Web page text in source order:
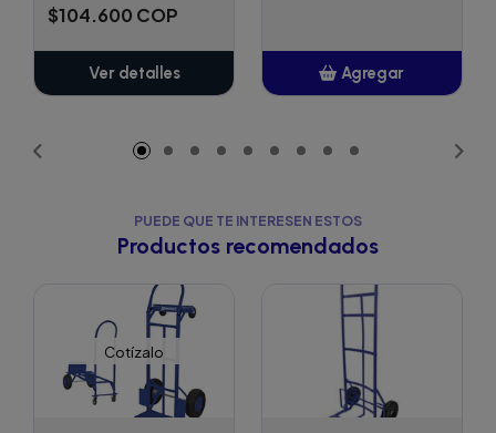
$104.600 COP
Ver detalles Agregar
PUEDE QUE TE INTERESEN ESTOS
Productos recomendados
Cotízalo